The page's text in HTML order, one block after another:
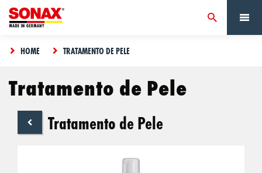
HOME TRATAMENTO DE PELE
Tratamento de Pele
Tratamento de Pele